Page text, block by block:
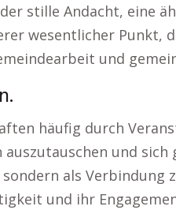
stille Andacht, eine
wesentlicher Punkt,
und
häufig durch
und
als Verbindung
und ihr